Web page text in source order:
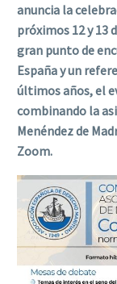
anuncia la
próximos 12 y 13
gran punto de
España y un
últimos años, el
combinando la
Menéndez de
Zoom.